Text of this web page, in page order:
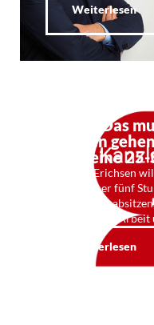
Weiterlesen
Kf 113: Das
Stunden
über seine
StB Erich Erichsen
lassen. Lieber fünf
acht Stunden
strukturierten Arbeit
Weiterlesen